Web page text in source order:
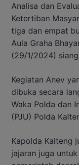
Analisa dan
Ketertiban
tiga dan empat
Aula Graha
(29/1/2024)
Kegiatan Anev
dibuka secara
Waka Polda dan
(PJU) Polda
Kapolda Kalteng
jajaran juga